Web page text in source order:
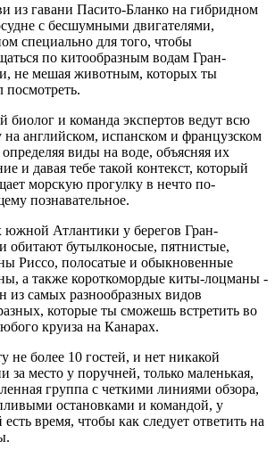
из гавани Пасито-Бланко на гибридном
с бесшумными двигателями,
специально для того, чтобы
по китообразным водам Гран-
не мешая животным, которых ты
посмотреть.
биолог и команда экспертов ведут всю
на английском, испанском и французском
виды на воде, объясняя их
и давая тебе такой контекст, который
морскую прогулку в нечто по-
познавательное.
южной Атлантики у берегов Гран-
обитают бутылконосые, пятнистые,
Риссо, полосатые и обыкновенные
а также короткомордые киты-лоцманы -
из самых разнообразных видов
которые ты сможешь встретить во
круиза на Канарах.
не более 10 гостей, и нет никакой
за место у поручней, только маленькая,
группа с четкими линиями обзора,
остановками и командой, у
есть время, чтобы как следует ответить на